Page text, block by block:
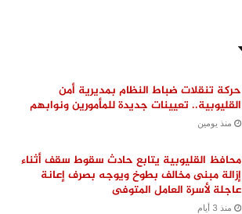
حركة تنقلات ضباط النظام بمديرية أمن
القليوبية.. تعيينات جديدة للمأمورين ونوابهم
منذ يومين
محافظ القليوبية يتابع حادث سقوط سقف أثناء
إزالة مبنى مخالف بطوخ ويوجه بصرف إعانة
عاجلة لأسرة العامل المتوفى
منذ 3 أيام